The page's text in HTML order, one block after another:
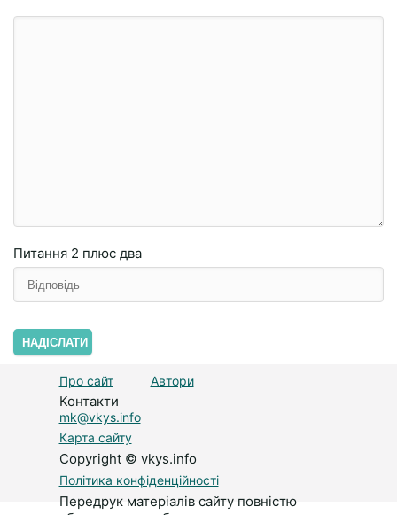
Питання 2 плюc двa
НАДІСЛАТИ
Про сайт Автори
Контакти
mk@vkys.info
Карта сайту
Copyright © vkys.info
Політика конфіденційності
Передрук матеріалів сайту повністю